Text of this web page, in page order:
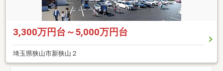
3,300万円台～5,000万円台
埼玉県狭山市新狭山２